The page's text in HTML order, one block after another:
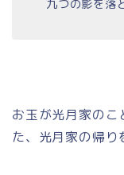
九つの影を落
お玉が光月家のこ
た、光月家の帰り